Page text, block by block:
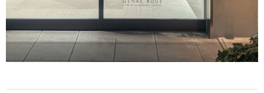
アソートチャームリング / silver×brass R061
素敵なデザインでとっても可愛いです♡ これから沢山使って行きますね
♪
ざいました。 たくさんご愛用いただければ幸いです。 お